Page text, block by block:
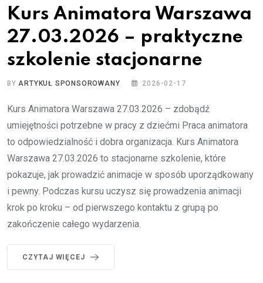
Kurs Animatora Warszawa
27.03.2026 – praktyczne
szkolenie stacjonarne
BYARTYKUŁ SPONSOROWANY 2026-02-17
Kurs Animatora Warszawa 27.03.2026 – zdobądź
umiejętności potrzebne w pracy z dziećmi Praca animatora
to odpowiedzialność i dobra organizacja. Kurs Animatora
Warszawa 27.03.2026 to stacjonarne szkolenie, które
pokazuje, jak prowadzić animacje w sposób uporządkowany
i pewny. Podczas kursu uczysz się prowadzenia animacji
krok po kroku – od pierwszego kontaktu z grupą po
zakończenie całego wydarzenia.
CZYTAJ WIĘCEJ